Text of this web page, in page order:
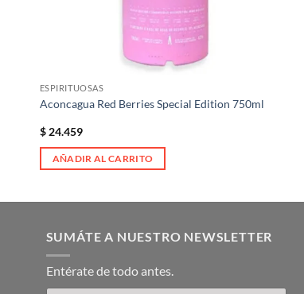
ESPIRITUOSAS
Aconcagua Red Berries Special Edition 750ml
$24.459
AÑADIR AL CARRITO
SUMÁTE A NUESTRO NEWSLETTER
Entérate de todo antes.